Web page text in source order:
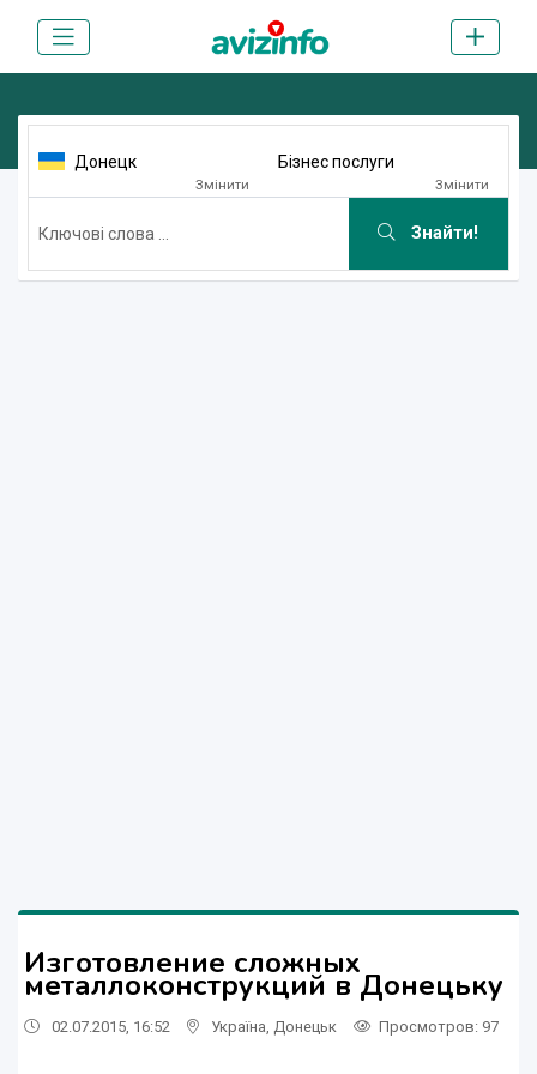
Донецк
Змінити
Бізнес послуги
Змінити
Знайти!
Изготовление сложных
металлоконструкций в Донецьку
02.07.2015, 16:52 Україна Донецьк Просмотров: 97